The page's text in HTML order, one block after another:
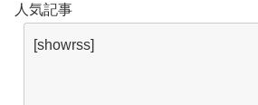
人気記事
[showrss]